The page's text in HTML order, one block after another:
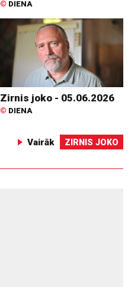
© DIENA
Zirnis joko - 05.06.2026
© DIENA
Vairāk ZIRNIS JOKO